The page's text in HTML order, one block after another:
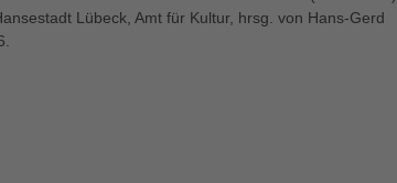
Lübeck, Amt für Kultur, hrsg. von Hans-Gerd